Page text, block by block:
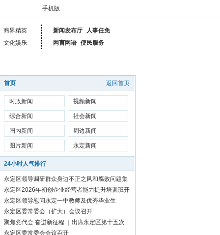
手机版
商界精英
文化娱乐
新闻发布厅
人事任免
网言网语 便民服务
返回首页
首页
时政新闻 视频新闻
综合新闻 社会新闻
国内新闻 周边新闻
图片新闻 永定新闻
24小时人气排行
永定区领导调研群众身边不正之风和腐败问题集
中整治工作
永定区2026年初创企业经营者能力提升培训班开
始报名啦！
永定区领导慰问永定一中教师及优秀毕业生
永定区委常委会（扩大）会议召开
聚焦党代会 奋进新征程 ｜出席永定区第十五次
党代会代表向大会报到
永定区委常委会会议召开